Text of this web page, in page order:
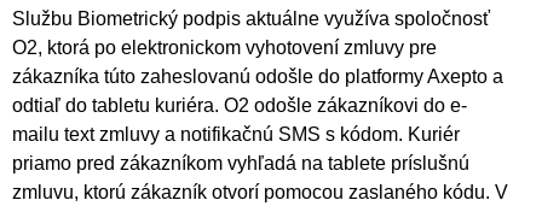
Službu Biometrický podpis aktuálne využíva spoločnosť
O2, ktorá po elektronickom vyhotovení zmluvy pre
zákazníka túto zaheslovanú odošle do platformy Axepto a
odtiaľ do tabletu kuriéra. O2 odošle zákazníkovi do e-
mailu text zmluvy a notifikačnú SMS s kódom. Kuriér
priamo pred zákazníkom vyhľadá na tablete príslušnú
zmluvu, ktorú zákazník otvorí pomocou zaslaného kódu. V